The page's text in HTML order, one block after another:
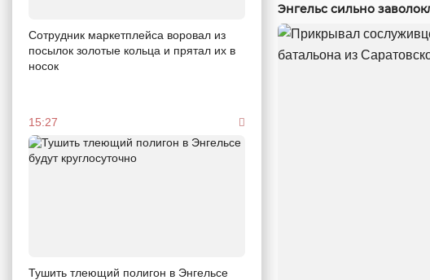
Сотрудник маркетплейса воровал из
посылок золотые кольца и прятал их в
носок
15:27
Тушить тлеющий полигон в Энгельсе
Энгельс сильно